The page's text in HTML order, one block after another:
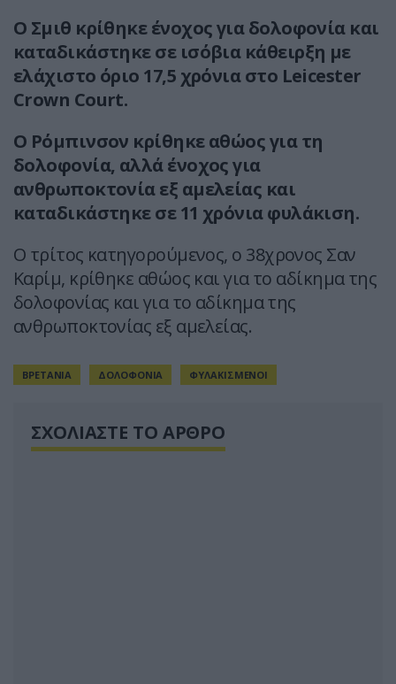
Ο Σμιθ κρίθηκε ένοχος για δολοφονία και
καταδικάστηκε σε ισόβια κάθειρξη με
ελάχιστο όριο 17,5 χρόνια στο Leicester
Crown Court.
Ο Ρόμπινσον κρίθηκε αθώος για τη
δολοφονία, αλλά ένοχος για
ανθρωποκτονία εξ αμελείας και
καταδικάστηκε σε 11 χρόνια φυλάκιση.
Ο τρίτος κατηγορούμενος, ο 38χρονος Σαν
Καρίμ, κρίθηκε αθώος και για το αδίκημα της
δολοφονίας και για το αδίκημα της
ανθρωποκτονίας εξ αμελείας.
ΒΡΕΤΑΝΙΑ ΔΟΛΟΦΟΝΙΑ ΦΥΛΑΚΙΣΜΕΝΟΙ
ΣΧΟΛΙΑΣΤΕ ΤΟ ΑΡΘΡΟ